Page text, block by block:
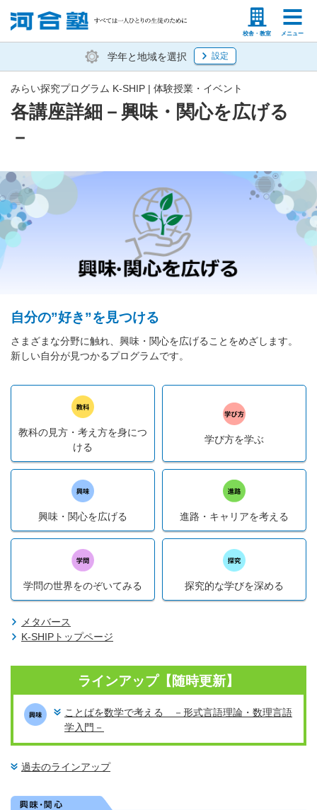
校舎・教室 メニュー
塾生の方 高等学校の先生
学年と地域を選択 設定
各講座詳細－興味・関心を広げる
－
みらい探究プログラム K-SHIP | 体験授業・イベント
自分の”好き”を見つける
さまざまな分野に触れ、興味・関心を広げることをめざします。
新しい自分が見つかるプログラムです。
教科の見方・考え方を身につ
ける
学び方を学ぶ
興味・関心を広げる 進路・キャリアを考える
学問の世界をのぞいてみる 探究的な学びを深める
メタバース
K-SHIPトップページ
ラインアップ【随時更新】
ことばを数学で考える －形式言語理論・数理言語
学入門－
過去のラインアップ